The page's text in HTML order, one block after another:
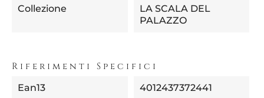
Collezione
LA SCALA DEL
PALAZZO
Riferimenti Specifici
Ean13 4012437372441